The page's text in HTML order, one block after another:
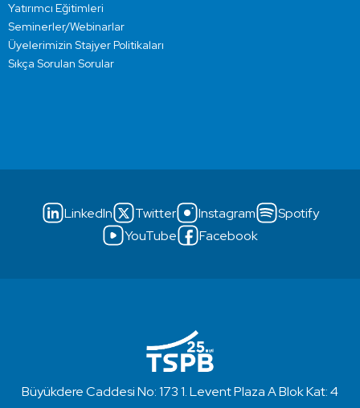
Yatırımcı Eğitimleri
Seminerler/Webinarlar
Üyelerimizin Stajyer Politikaları
Sıkça Sorulan Sorular
LinkedIn Twitter Instagram
Spotify
YouTube
Facebook
Büyükdere Caddesi No: 173 1. Levent Plaza A Blok Kat: 4